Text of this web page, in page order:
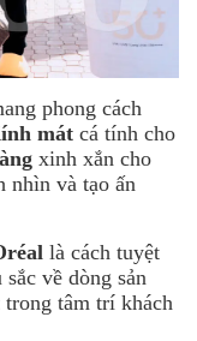
phong cách
mát cá tính cho
xinh xắn cho
nhìn và tạo ấn
là cách tuyệt
về dòng sản
trong tâm trí khách